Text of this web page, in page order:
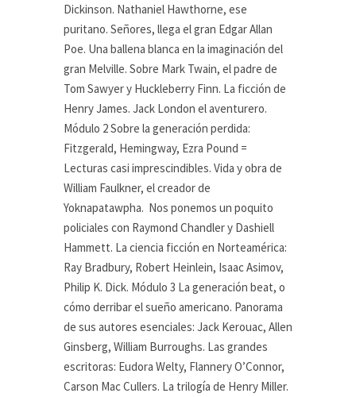
Dickinson. Nathaniel Hawthorne, ese
puritano. Señores, llega el gran Edgar Allan
Poe. Una ballena blanca en la imaginación del
gran Melville. Sobre Mark Twain, el padre de
Tom Sawyer y Huckleberry Finn. La ficción de
Henry James. Jack London el aventurero.
Módulo 2 Sobre la generación perdida:
Fitzgerald, Hemingway, Ezra Pound =
Lecturas casi imprescindibles. Vida y obra de
William Faulkner, el creador de
Yoknapatawpha. Nos ponemos un poquito
policiales con Raymond Chandler y Dashiell
Hammett. La ciencia ficción en Norteamérica:
Ray Bradbury, Robert Heinlein, Isaac Asimov,
Philip K. Dick. Módulo 3 La generación beat, o
cómo derribar el sueño americano. Panorama
de sus autores esenciales: Jack Kerouac, Allen
Ginsberg, William Burroughs. Las grandes
escritoras: Eudora Welty, Flannery O’Connor,
Carson Mac Cullers. La trilogía de Henry Miller.